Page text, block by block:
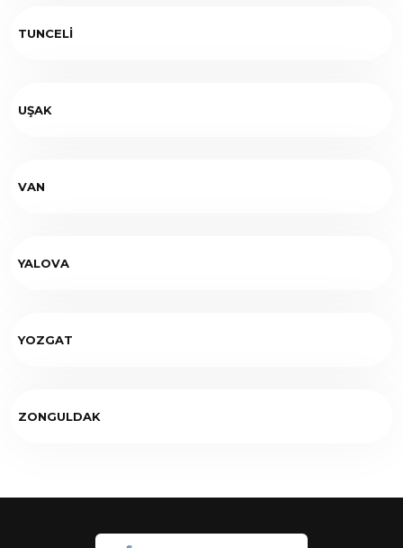
TUNCELİ
UŞAK
VAN
YALOVA
YOZGAT
ZONGULDAK